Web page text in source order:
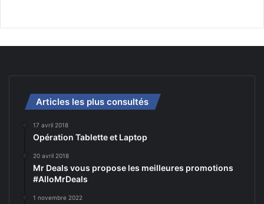
Articles les plus consultés
17 avril 2018
Opération Tablette et Laptop
20 avril 2018
Mr Deals vous propose les meilleures promotions
#AlloMrDeals
1 novembre 2022